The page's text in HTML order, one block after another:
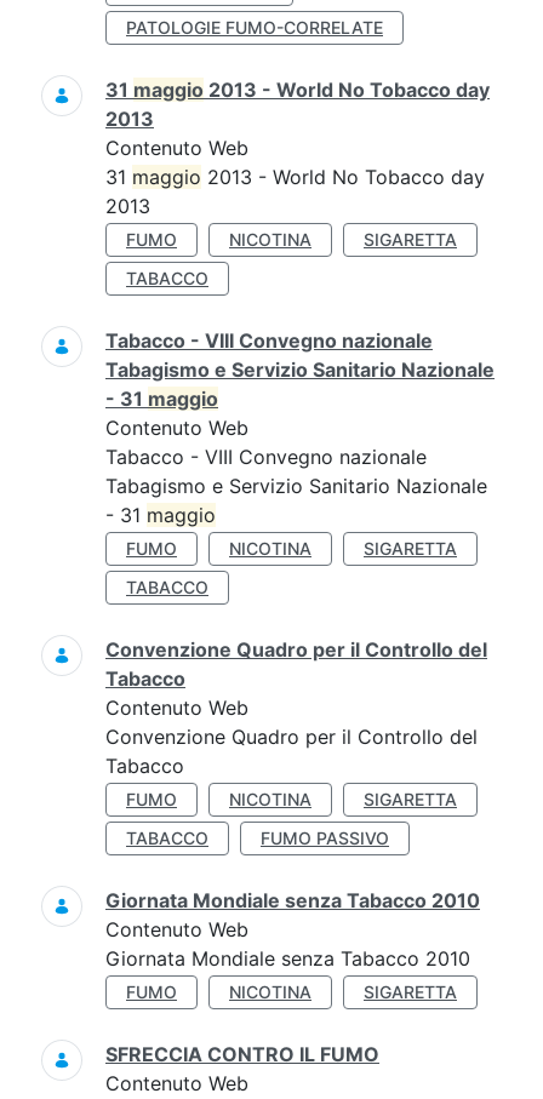
PATOLOGIE FUMO-CORRELATE
31 maggio 2013 - World No Tobacco day
2013
Contenuto Web
31 maggio 2013 - World No Tobacco day
2013
FUMO NICOTINA
SIGARETTA
TABACCO
Tabacco - VIII Convegno nazionale
Tabagismo e Servizio Sanitario Nazionale
- 31 maggio
Contenuto Web
Tabacco - VIII Convegno nazionale
Tabagismo e Servizio Sanitario Nazionale
- 31 maggio
FUMO NICOTINA
SIGARETTA
TABACCO
Convenzione Quadro per il Controllo del
Tabacco
Contenuto Web
Convenzione Quadro per il Controllo del
Tabacco
FUMO NICOTINA
SIGARETTA
TABACCO
FUMO PASSIVO
Giornata Mondiale senza Tabacco 2010
Contenuto Web
Giornata Mondiale senza Tabacco 2010
FUMO NICOTINA SIGARETTA
SFRECCIA CONTRO IL FUMO
Contenuto Web